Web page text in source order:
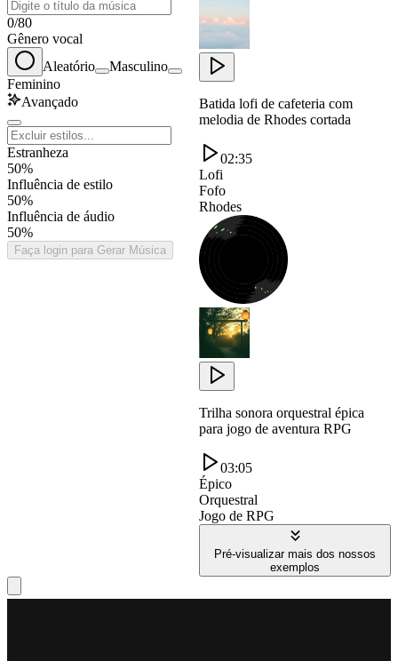
0/80
Gênero vocal
Aleatório
Masculino
Feminino
Avançado
Estranheza
50%
Influência de estilo
50%
Influência de áudio
50%
Faça login para Gerar Música
Batida lofi de cafeteria com
melodia de Rhodes cortada
02:35
Lofi
Fofo
Rhodes
Trilha sonora orquestral épica
para jogo de aventura RPG
03:05
Épico
Orquestral
Jogo de RPG
Pré-visualizar mais dos nossos
exemplos